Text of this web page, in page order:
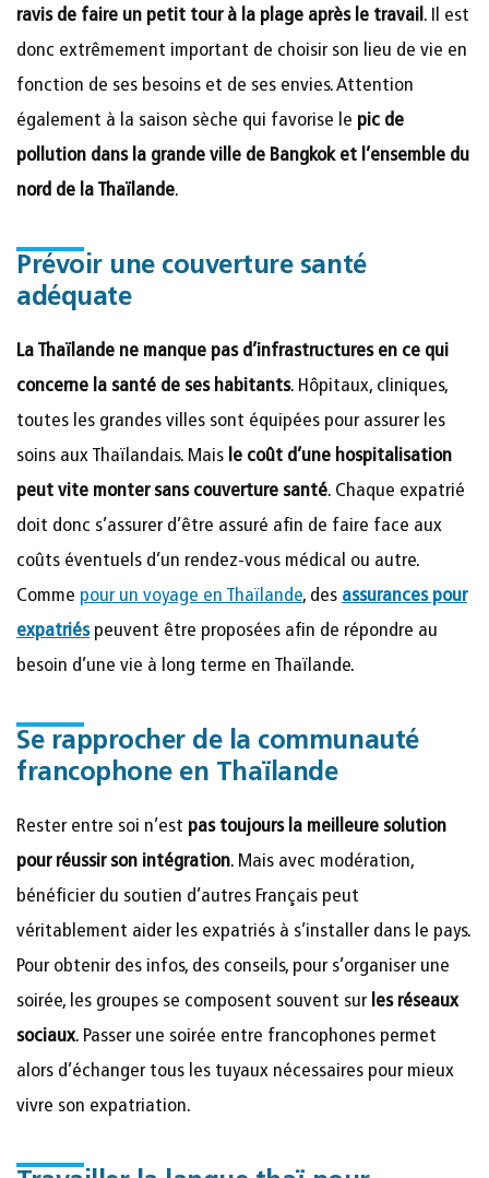
ravis de faire un petit tour à la plage après le travail. Il est
donc extrêmement important de choisir son lieu de vie en
fonction de ses besoins et de ses envies. Attention
également à la saison sèche qui favorise le pic de
pollution dans la grande ville de Bangkok et l’ensemble du
nord de la Thaïlande.
Prévoir une couverture santé
adéquate
La Thaïlande ne manque pas d’infrastructures en ce qui
concerne la santé de ses habitants. Hôpitaux, cliniques,
toutes les grandes villes sont équipées pour assurer les
soins aux Thaïlandais. Mais le coût d’une hospitalisation
peut vite monter sans couverture santé. Chaque expatrié
doit donc s’assurer d’être assuré afin de faire face aux
coûts éventuels d’un rendez-vous médical ou autre.
Comme pour un voyage en Thaïlande, des assurances pour
expatriéspeuvent être proposées afin de répondre au
besoin d’une vie à long terme en Thaïlande.
Se rapprocher de la communauté
francophone en Thaïlande
Rester entre soi n’est pas toujours la meilleure solution
pour réussir son intégration. Mais avec modération,
bénéficier du soutien d’autres Français peut
véritablement aider les expatriés à s’installer dans le pays.
Pour obtenir des infos, des conseils, pour s’organiser une
soirée, les groupes se composent souvent sur les réseaux
sociaux. Passer une soirée entre francophones permet
alors d’échanger tous les tuyaux nécessaires pour mieux
vivre son expatriation.